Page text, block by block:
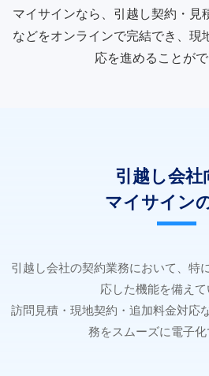
マイサインなら、引越し契約・見
などをオンラインで完結でき、現
応を進めることがで
引越し会社
マイサイン
引越し会社の契約業務において、特
応した機能を備えて
訪問見積・現地契約・追加料金対応
務をスムーズに電子化